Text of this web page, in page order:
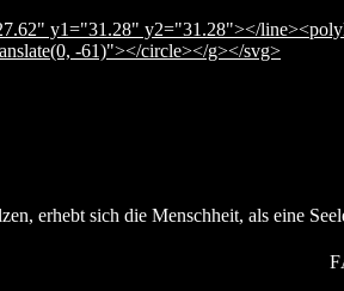
y1="31.28" y2="31.28"></
-61)"></circle></g></svg>
erhebt sich die Menschheit, als eine